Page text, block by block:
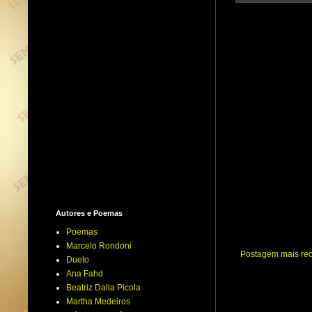
Postagem mais
Autores e Poemas
Poemas
Marcelo Rondoni
Dueto
Ana Fahd
Beatriz Dalla Picola
Martha Medeiros